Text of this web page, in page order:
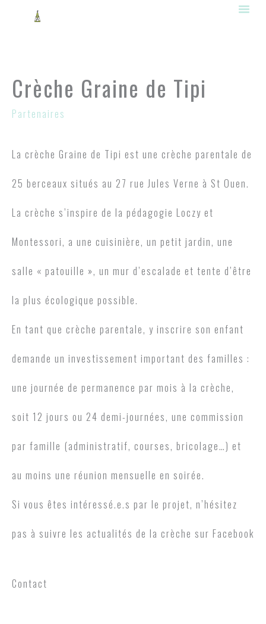
Crèche Graine de Tipi
Partenaires
La crèche Graine de Tipi est une crèche parentale de
25 berceaux situés au 27 rue Jules Verne à St Ouen.
La crèche s’inspire de la pédagogie Loczy et
Montessori, a une cuisinière, un petit jardin, une
salle « patouille », un mur d’escalade et tente d’être
la plus écologique possible.
En tant que crèche parentale, y inscrire son enfant
demande un investissement important des familles :
une journée de permanence par mois à la crèche,
soit 12 jours ou 24 demi-journées, une commission
par famille (administratif, courses, bricolage…) et
au moins une réunion mensuelle en soirée.
Si vous êtes intéressé.e.s par le projet, n’hésitez
pas à suivre les actualités de la crèche sur Facebook
Contact